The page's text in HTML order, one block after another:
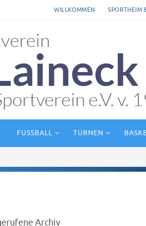
WILLKOMMEN SPORTHEIM
FUSSBALL TURNEN
Archiv